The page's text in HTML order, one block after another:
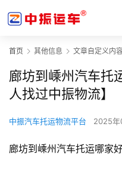
首页 其他信息 文章自定义内
廊坊到嵊州汽车托
人找过中振物流】
中振汽车托运物流平台 2025年
廊坊到嵊州汽车托运哪家